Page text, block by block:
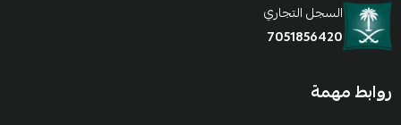
السجل التجاري
7051856420
روابط مهمة